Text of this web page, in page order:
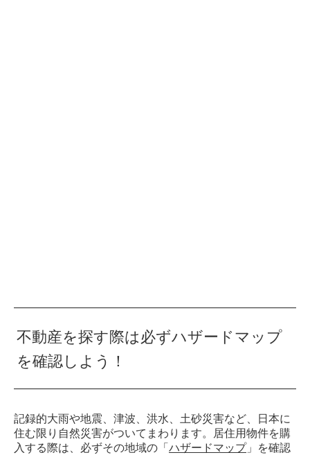
不動産を探す際は必ずハザードマップ
を確認しよう！
記録的大雨や地震、津波、洪水、土砂災害など、日本に
住む限り自然災害がついてまわります。居住用物件を購
入する際は、必ずその地域の「 ハザードマップ」を確認